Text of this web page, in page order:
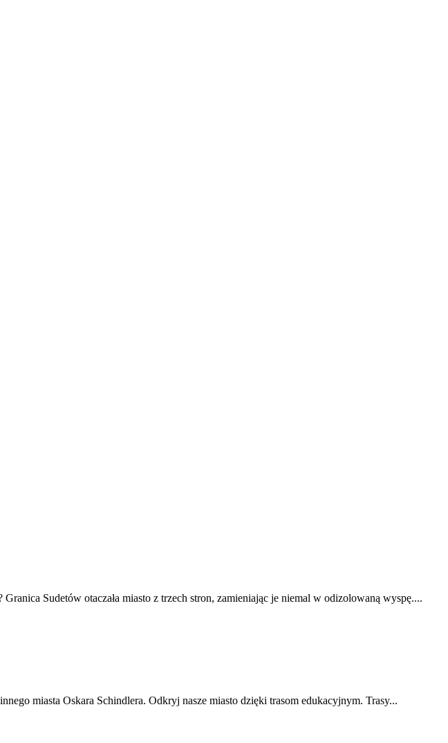
Sudetów otaczała miasto z trzech stron, zamieniając je niemal w odizolowaną wyspę....
miasta Oskara Schindlera. Odkryj nasze miasto dzięki trasom edukacyjnym. Trasy...